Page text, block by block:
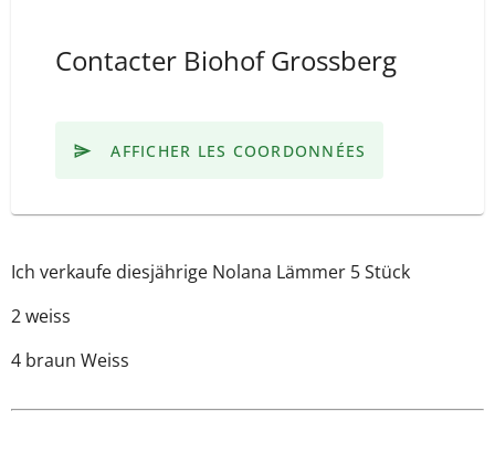
Contacter Biohof Grossberg
AFFICHER LES COORDONNÉES
Ich verkaufe diesjährige Nolana Lämmer 5 Stück
2 weiss
4 braun Weiss